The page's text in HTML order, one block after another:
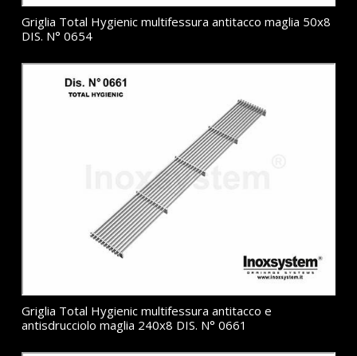
Griglia Total Hygienic multifessura antitacco maglia 50x8
DIS. N° 0654
Griglia Total Hygienic multifessura antitacco e
antisdrucciolo maglia 240x8 DIS. N° 0661